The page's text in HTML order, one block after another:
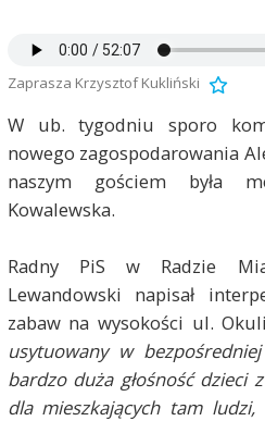
Zaprasza Krzysztof Kukliński
W ub. tygodniu sporo
nowego zagospodarowania
naszym gościem była
Kowalewska.
Radny PiS w Radzie
Lewandowski napisał
zabaw na wysokości ul.
usytuowany w
bardzo duża głośność dzieci
dla mieszkających tam ludzi,